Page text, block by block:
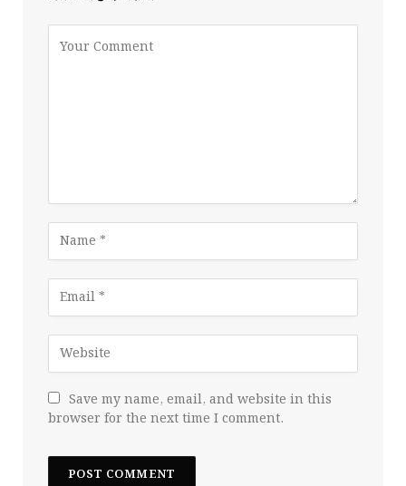
Save my name, email, and website in this
browser for the next time I comment.